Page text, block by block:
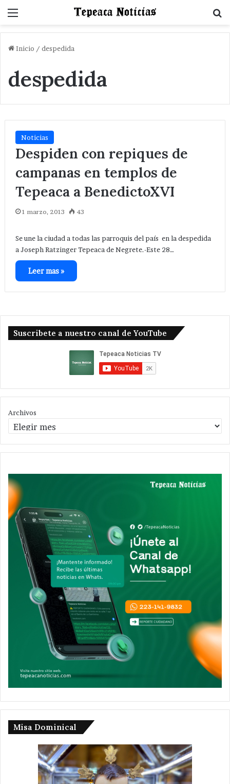
Menu
Inicio / despedida
despedida
Noticias
Despiden con repiques de
campanas en templos de
Tepeaca a BenedictoXVI
1 marzo, 2013 43
Se une la ciudad a todas las parroquis del país en la despedida
a Joseph Ratzinger Tepeaca de Negrete.-Este 28…
Leer mas »
Suscribete a nuestro canal de YouTube
Archivos
Misa Dominical